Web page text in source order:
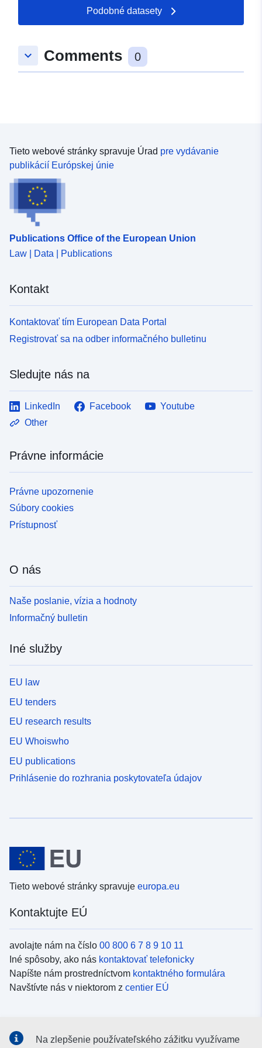
50.8203 ], [ 7.89254,
uriRef:
http://data.europa.eu/88u/dataset/
Podobné datasety
keyboard_arrow_down Comments 0
Tieto webové stránky spravuje Úrad pre vydávanie
publikácií Európskej únie
Publications Office of the European Union
Law | Data | Publications
Kontakt
Kontaktovať tím European Data Portal
Registrovať sa na odber informačného bulletinu
Sledujte nás na
LinkedIn Facebook
Youtube
Other
Právne informácie
Právne upozornenie
Súbory cookies
Prístupnosť
O nás
Naše poslanie, vízia a hodnoty
Informačný bulletin
Iné služby
EU law
EU tenders
EU research results
EU Whoiswho
EU publications
Prihlásenie do rozhrania poskytovateľa údajov
Tieto webové stránky spravuje europa.eu
Kontaktujte EÚ
avolajte nám na číslo 00 800 6 7 8 9 10 11
Iné spôsoby, ako nás kontaktovať telefonicky
Napíšte nám prostredníctvom kontaktného formulára
Navštívte nás v niektorom z centier EÚ
Na zlepšenie používateľského zážitku využívame